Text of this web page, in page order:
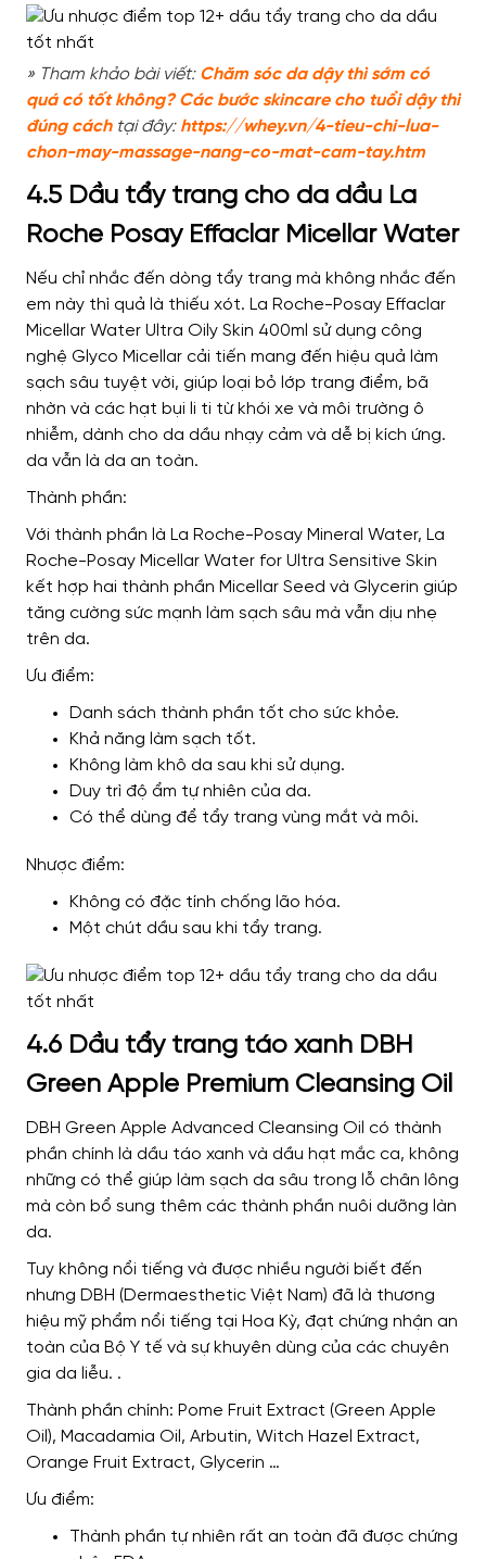
» Tham khảo bài viết: Chăm sóc da dậy thì sớm có
quá có tốt không? Các bước skincare cho tuổi dậy thì
đúng cách tại đây: https://whey.vn/4-tieu-chi-lua-
chon-may-massage-nang-co-mat-cam-tay.htm
4.5 Dầu tẩy trang cho da dầu La
Roche Posay Effaclar Micellar Water
Nếu chỉ nhắc đến dòng tẩy trang mà không nhắc đến
em này thì quả là thiếu xót. La Roche-Posay Effaclar
Micellar Water Ultra Oily Skin 400ml sử dụng công
nghệ Glyco Micellar cải tiến mang đến hiệu quả làm
sạch sâu tuyệt vời, giúp loại bỏ lớp trang điểm, bã
nhờn và các hạt bụi li ti từ khói xe và môi trường ô
nhiễm, dành cho da dầu nhạy cảm và dễ bị kích ứng.
da vẫn là da an toàn.
Thành phần:
Với thành phần là La Roche-Posay Mineral Water, La
Roche-Posay Micellar Water for Ultra Sensitive Skin
kết hợp hai thành phần Micellar Seed và Glycerin giúp
tăng cường sức mạnh làm sạch sâu mà vẫn dịu nhẹ
trên da.
Ưu điểm:
Danh sách thành phần tốt cho sức khỏe.
Khả năng làm sạch tốt.
Không làm khô da sau khi sử dụng.
Duy trì độ ẩm tự nhiên của da.
Có thể dùng để tẩy trang vùng mắt và môi.
Nhược điểm:
Không có đặc tính chống lão hóa.
Một chút dầu sau khi tẩy trang.
4.6 Dầu tẩy trang táo xanh DBH
Green Apple Premium Cleansing Oil
DBH Green Apple Advanced Cleansing Oil có thành
phần chính là dầu táo xanh và dầu hạt mắc ca, không
những có thể giúp làm sạch da sâu trong lỗ chân lông
mà còn bổ sung thêm các thành phần nuôi dưỡng làn
da.
Tuy không nổi tiếng và được nhiều người biết đến
nhưng DBH (Dermaesthetic Việt Nam) đã là thương
hiệu mỹ phẩm nổi tiếng tại Hoa Kỳ, đạt chứng nhận an
toàn của Bộ Y tế và sự khuyên dùng của các chuyên
gia da liễu. .
Thành phần chính: Pome Fruit Extract (Green Apple
Oil), Macadamia Oil, Arbutin, Witch Hazel Extract,
Orange Fruit Extract, Glycerin …
Ưu điểm:
Thành phần tự nhiên rất an toàn đã được chứng